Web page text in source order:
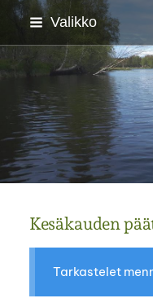
Siirry
sisältöön
Valikko
Kesäkauden
Tarkastelet